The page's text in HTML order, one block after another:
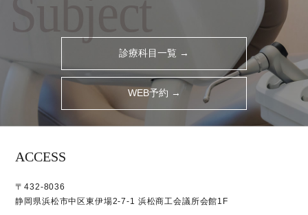
Subject
診療科目一覧 →
WEB予約 →
ACCESS
〒432-8036
静岡県浜松市中区東伊場2-7-1 浜松商工会議所会館1F